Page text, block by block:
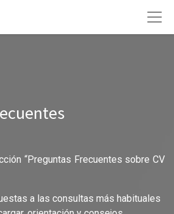
“Preguntas Frecuentes sobre CV
a las consultas más habituales